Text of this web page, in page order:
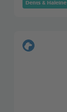
Dents & Haleine